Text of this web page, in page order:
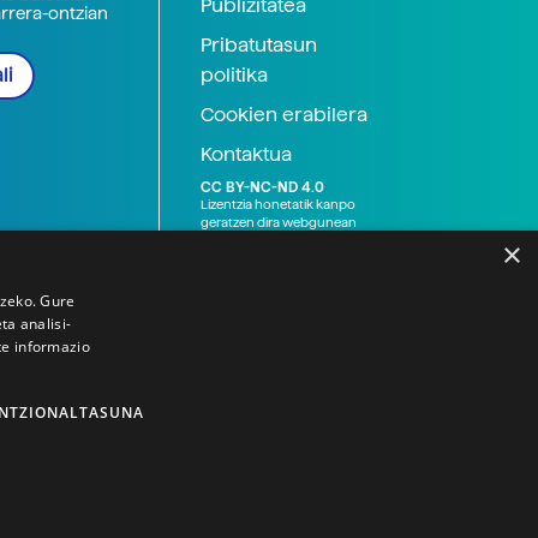
ontzian
Publizitatea
Pribatutasun
politika
Cookien erabilera
Kontaktua
CC BY-NC-ND 4.0
Lizentzia honetatik kanpo
geratzen dira webgunean
×
Gure
analisi-
informazio